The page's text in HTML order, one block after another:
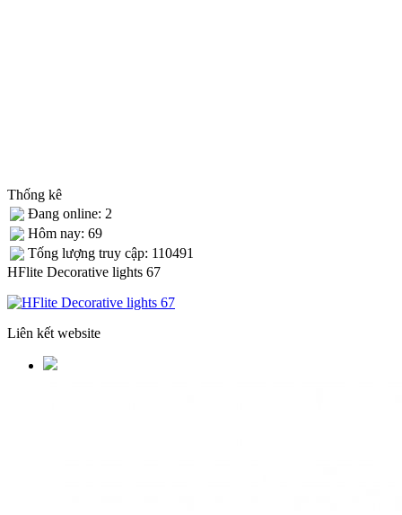
Thống kê
Đang online: 2
Hôm nay: 69
Tống lượng truy cập: 110491
HFlite Decorative lights 67
Liên kết website